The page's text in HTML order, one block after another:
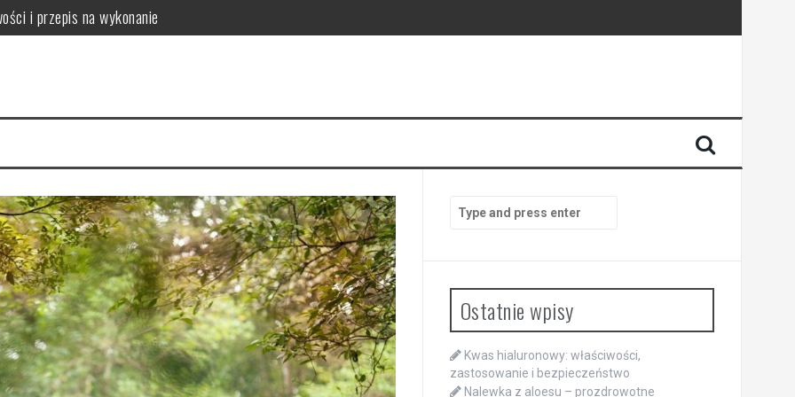
i przepis na wykonanie
w pielęgnacji skóry
dla zdrowia jamy ustnej, zębów i przyzębia
for:
Ostatnie wpisy
Kwas hialuronowy: właściwości,
zastosowanie i bezpieczeństwo
Nalewka z aloesu – prozdrowotne